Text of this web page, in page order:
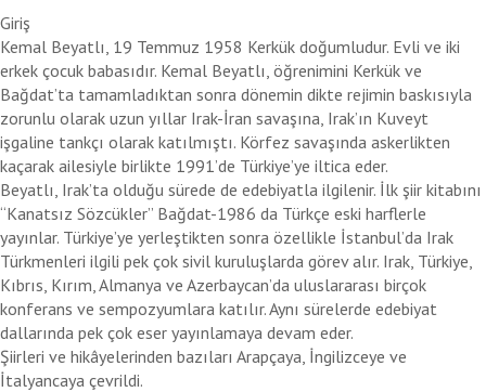
Giriş
Kemal Beyatlı, 19 Temmuz 1958 Kerkük doğumludur. Evli ve iki
erkek çocuk babasıdır. Kemal Beyatlı, öğrenimini Kerkük ve
Bağdat’ta tamamladıktan sonra dönemin dikte rejimin baskısıyla
zorunlu olarak uzun yıllar Irak-İran savaşına, Irak’ın Kuveyt
işgaline tankçı olarak katılmıştı. Körfez savaşında askerlikten
kaçarak ailesiyle birlikte 1991’de Türkiye’ye iltica eder.
Beyatlı, Irak’ta olduğu sürede de edebiyatla ilgilenir. İlk şiir kitabını
“Kanatsız Sözcükler” Bağdat-1986 da Türkçe eski harflerle
yayınlar. Türkiye’ye yerleştikten sonra özellikle İstanbul’da Irak
Türkmenleri ilgili pek çok sivil kuruluşlarda görev alır. Irak, Türkiye,
Kıbrıs, Kırım, Almanya ve Azerbaycan’da uluslararası birçok
konferans ve sempozyumlara katılır. Aynı sürelerde edebiyat
dallarında pek çok eser yayınlamaya devam eder.
Şiirleri ve hikâyelerinden bazıları Arapçaya, İngilizceye ve
İtalyancaya çevrildi.